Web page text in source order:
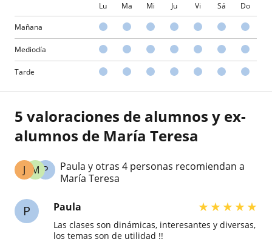
Lu Ma Mi Ju Vi Sá Do
Mañana
Mediodía
Tarde
5 valoraciones de alumnos y ex-
alumnos de María Teresa
P
M
J
Paula y otras 4 personas recomiendan a
María Teresa
P Paula ★★★★★
Las clases son dinámicas, interesantes y diversas,
los temas son de utilidad !!